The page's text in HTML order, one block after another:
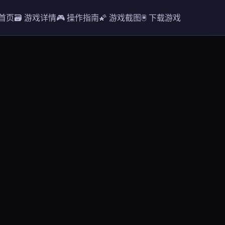
页🗃️ 游戏详情🎮 操作指南🌠 游戏截图🖲️ 下载游戏